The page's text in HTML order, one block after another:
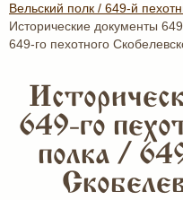
Вельский полк / 649-й
Исторические документы
649-го пехотного
649-го
полка /